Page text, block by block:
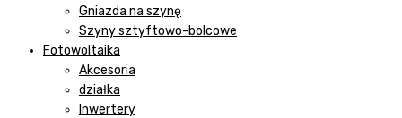
Gniazda na szynę
Szyny sztyftowo-bolcowe
Fotowoltaika
Akcesoria
działka
Inwertery